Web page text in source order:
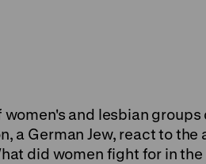
and lesbian
a German Jew, react to
did women fight for in